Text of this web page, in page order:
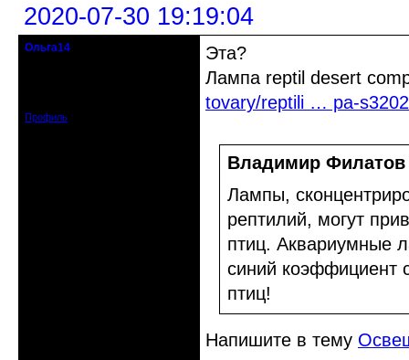
2020-07-30 19:19:04
Ольга14
Профиль
Эта?
Лампа reptil desert
tovary/reptili … pa-
Владимир
Лампы,
рептилий, могут
птиц. Аквариумные
синий коэффициент
птиц!
Напишите в тему